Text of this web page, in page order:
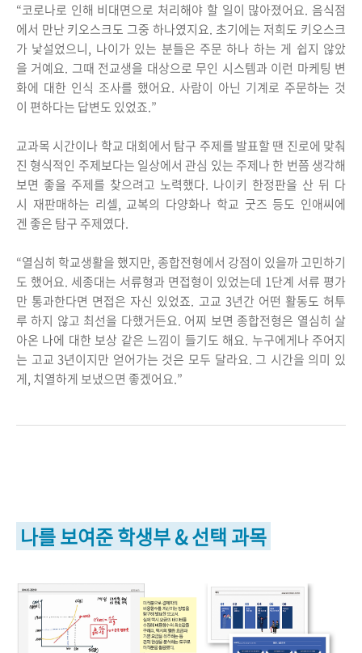
“코로나로 인해 비대면으로 처리해야 할 일이 많아졌어요. 음식점
에서 만난 키오스크도 그중 하나였지요. 초기에는 저희도 키오스크
가 낯설었으니, 나이가 있는 분들은 주문 하나 하는 게 쉽지 않았
을 거예요. 그때 전교생을 대상으로 무인 시스템과 이런 마케팅 변
화에 대한 인식 조사를 했어요. 사람이 아닌 기계로 주문하는 것
이 편하다는 답변도 있었죠.”
교과목 시간이나 학교 대회에서 탐구 주제를 발표할 땐 진로에 맞춰
진 형식적인 주제보다는 일상에서 관심 있는 주제나 한 번쯤 생각해
보면 좋을 주제를 찾으려고 노력했다. 나이키 한정판을 산 뒤 다
시 재판매하는 리셀, 교복의 다양화나 학교 굿즈 등도 인애씨에
겐 좋은 탐구 주제였다.
“열심히 학교생활을 했지만, 종합전형에서 강점이 있을까 고민하기
도 했어요. 세종대는 서류형과 면접형이 있었는데 1단계 서류 평가
만 통과한다면 면접은 자신 있었죠. 고교 3년간 어떤 활동도 허투
루 하지 않고 최선을 다했거든요. 어찌 보면 종합전형은 열심히 살
아온 나에 대한 보상 같은 느낌이 들기도 해요. 누구에게나 주어지
는 고교 3년이지만 얻어가는 것은 모두 달라요. 그 시간을 의미 있
게, 치열하게 보냈으면 좋겠어요.”
나를 보여준 학생부 & 선택 과목